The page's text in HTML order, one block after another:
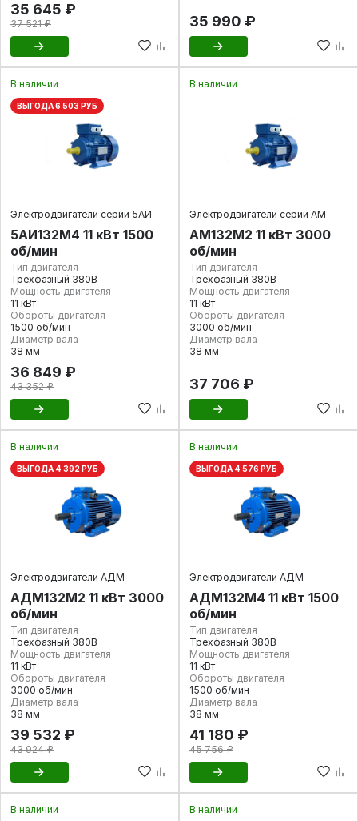
35 645 ₽
37 521 ₽ 35 990 ₽
В наличии
ВЫГОДА 6 503 РУБ
Электродвигатели серии 5АИ
5АИ132M4 11 кВт 1500
об/мин
Тип двигателя
Трехфазный 380В
Мощность двигателя
11 кВт
Обороты двигателя
1500 об/мин
Диаметр вала
38 мм
36 849 ₽
43 352 ₽
В наличии
Электродвигатели серии АМ
АМ132М2 11 кВт 3000
об/мин
Тип двигателя
Трехфазный 380В
Мощность двигателя
11 кВт
Обороты двигателя
3000 об/мин
Диаметр вала
38 мм
37 706 ₽
В наличии
ВЫГОДА 4 392 РУБ
Электродвигатели АДМ
АДМ132М2 11 кВт 3000
об/мин
Тип двигателя
Трехфазный 380В
Мощность двигателя
11 кВт
Обороты двигателя
3000 об/мин
Диаметр вала
38 мм
39 532 ₽
43 924 ₽
В наличии
ВЫГОДА 4 576 РУБ
Электродвигатели АДМ
АДМ132М4 11 кВт 1500
об/мин
Тип двигателя
Трехфазный 380В
Мощность двигателя
11 кВт
Обороты двигателя
1500 об/мин
Диаметр вала
38 мм
41 180 ₽
45 756 ₽
В наличии В наличии